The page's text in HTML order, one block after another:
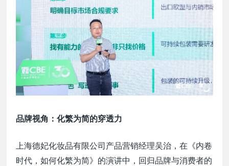
品牌视角：化繁为简的穿透力
上海德妃化妆品有限公司产品营销经理吴治，在《内卷
时代，如何化繁为简》的演讲中，回归品牌与消费者的